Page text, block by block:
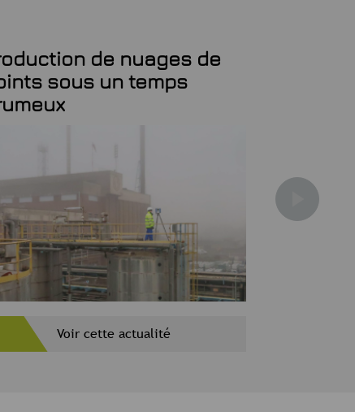
de nuages de
sous un temps
Voir cette actualité